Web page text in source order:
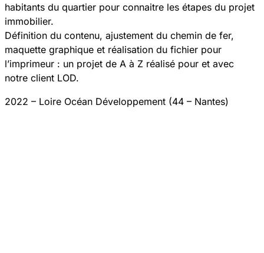
habitants du quartier pour connaitre les étapes du projet
immobilier.
Définition du contenu, ajustement du chemin de fer,
maquette graphique et réalisation du fichier pour
l’imprimeur : un projet de A à Z réalisé pour et avec
notre client LOD.
2022 – Loire Océan Développement (44 – Nantes)